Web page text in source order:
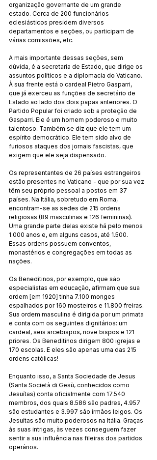
organização governante de um grande
estado. Cerca de 200 funcionários
eclesiásticos presidem diversos
departamentos e seções, ou participam de
várias comissões, etc.
A mais importante dessas seções, sem
dúvida, é a secretaria de Estado, que dirige os
assuntos políticos e a diplomacia do Vaticano.
À sua frente está o cardeal Pietro Gasparri,
que já exerceu as funções de secretário de
Estado ao lado dos dois papas anteriores. O
Partido Popular foi criado sob a proteção de
Gasparri. Ele é um homem poderoso e muito
talentoso. Também se diz que ele tem um
espírito democrático. Ele tem sido alvo de
furiosos ataques dos jornais fascistas, que
exigem que ele seja dispensado.
Os representantes de 26 países estrangeiros
estão presentes no Vaticano - que por sua vez
têm seu próprio pessoal a postos em 37
países. Na Itália, sobretudo em Roma,
encontram-se as sedes de 215 ordens
religiosas (89 masculinas e 126 femininas).
Uma grande parte delas existe há pelo menos
1.000 anos e, em alguns casos, até 1.500.
Essas ordens possuem conventos,
monastérios e congregações em todas as
nações.
Os Beneditinos, por exemplo, que são
especialistas em educação, afirmam que sua
ordem [em 1920] tinha 7.100 monges
espalhados por 160 mosteiros e 11.800 freiras.
Sua ordem masculina é dirigida por um primata
e conta com os seguintes dignitários: um
cardeal, seis arcebispos, nove bispos e 121
priores. Os Beneditinos dirigem 800 igrejas e
170 escolas. E eles são apenas uma das 215
ordens católicas!
Enquanto isso, a Santa Sociedade de Jesus
(Santa Società di Gesù, conhecidos como
Jesuítas) conta oficialmente com 17.540
membros, dos quais 8.586 são padres, 4.957
são estudantes e 3.997 são irmãos leigos. Os
Jesuítas são muito poderosos na Itália. Graças
às suas intrigas, às vezes conseguem fazer
sentir a sua influência nas fileiras dos partidos
operários.